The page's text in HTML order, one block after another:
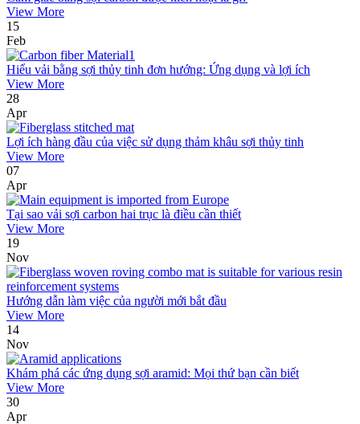
View More
15
Feb
Hiểu vải bằng sợi thủy tinh đơn hướng: Ứng dụng và lợi ích
View More
28
Apr
Lợi ích hàng đầu của việc sử dụng thảm khâu sợi thủy tinh
View More
07
Apr
Tại sao vải sợi carbon hai trục là điều cần thiết
View More
19
Nov
Hướng dẫn làm việc của người mới bắt đầu
View More
14
Nov
Khám phá các ứng dụng sợi aramid: Mọi thứ bạn cần biết
View More
30
Apr